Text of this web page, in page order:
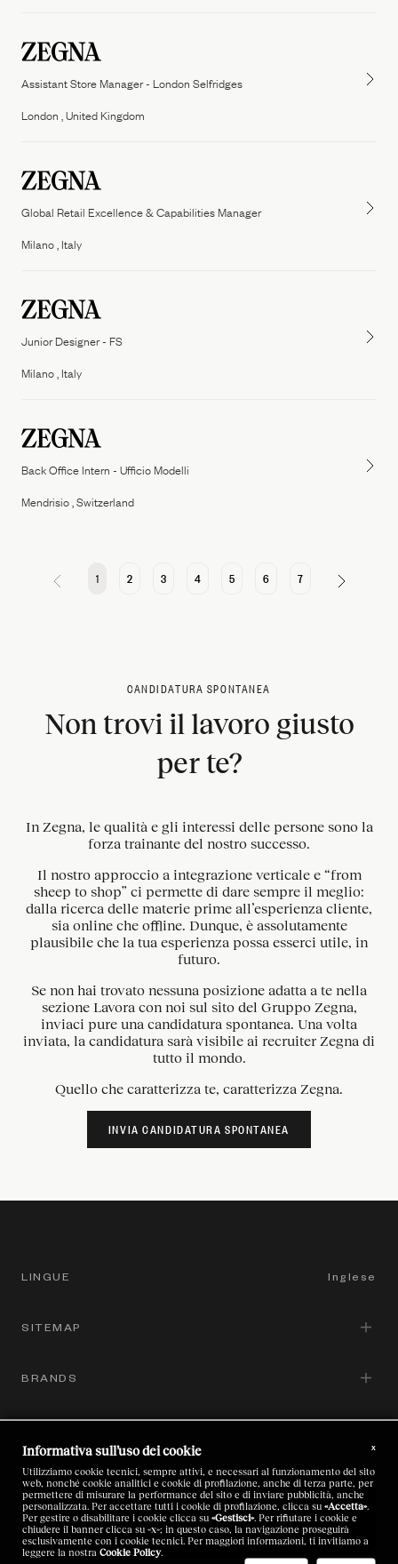
Informativa sull’uso dei cookie x
Utilizziamo cookie tecnici, sempre attivi, e necessari al funzionamento del sito
web, nonché cookie analitici e cookie di profilazione, anche di terza parte, per
permettere di misurare la performance del sito e di inviare pubblicità, anche
personalizzata. Per accettare tutti i cookie di profilazione, clicca su «Accetta».
Per gestire o disabilitare i cookie clicca su «Gestisci». Per rifiutare i cookie e
chiudere il banner clicca su «x»; in questo caso, la navigazione proseguirà
esclusivamente con i cookie tecnici. Per maggiori informazioni, ti invitiamo a
leggere la nostra Cookie Policy.
Assistant Store Manager - London Selfridges
London , United Kingdom
Global Retail Excellence & Capabilities Manager
Milano , Italy
Junior Designer - FS
Milano , Italy
Back Office Intern - Ufficio Modelli
Mendrisio , Switzerland
1 2 3 4 5 6 7
CANDIDATURA SPONTANEA
Non trovi il lavoro giusto
per te?
In Zegna, le qualità e gli interessi delle persone sono la
forza trainante del nostro successo.
Il nostro approccio a integrazione verticale e “from
sheep to shop” ci permette di dare sempre il meglio:
dalla ricerca delle materie prime all’esperienza cliente,
sia online che offline. Dunque, è assolutamente
plausibile che la tua esperienza possa esserci utile, in
futuro.
Se non hai trovato nessuna posizione adatta a te nella
sezione Lavora con noi sul sito del Gruppo Zegna,
inviaci pure una candidatura spontanea. Una volta
inviata, la candidatura sarà visibile ai recruiter Zegna di
tutto il mondo.
Quello che caratterizza te, caratterizza Zegna.
INVIA CANDIDATURA SPONTANEA
LINGUE Inglese
Inglese
Italiano
Giapponese
SITEMAP
Corporate Governance
Il Nostro Sustainable Ethos
Brands
Le Nostre Persone
Investors
BRANDS
Thom Browne
Luxury Textile Laboratory Platform
Zegna
Thom Browne
AREA LEGAL
Codice Etico